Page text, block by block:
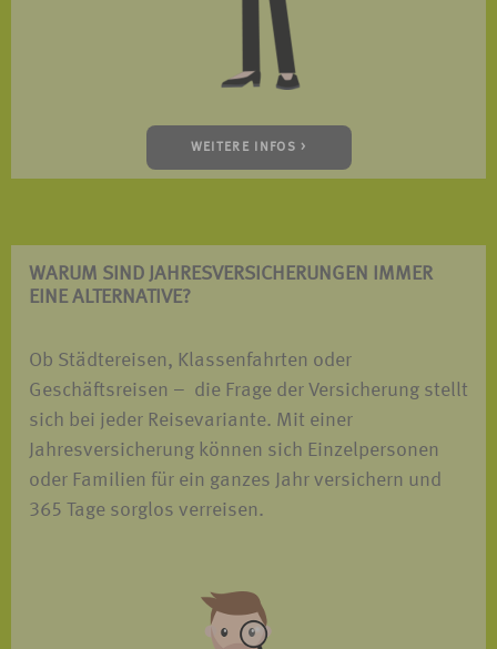
WEITERE INFOS >
WARUM SIND JAHRES­VERSICHERUNGEN IMMER
EINE ALTERNATIVE?
Ob Städtereisen, Klassenfahrten oder
Geschäftsreisen – die Frage der Versicherung stellt
sich bei jeder Reisevariante. Mit einer
Jahresversicherung können sich Einzelpersonen
oder Familien für ein ganzes Jahr versichern und
365 Tage sorglos verreisen.